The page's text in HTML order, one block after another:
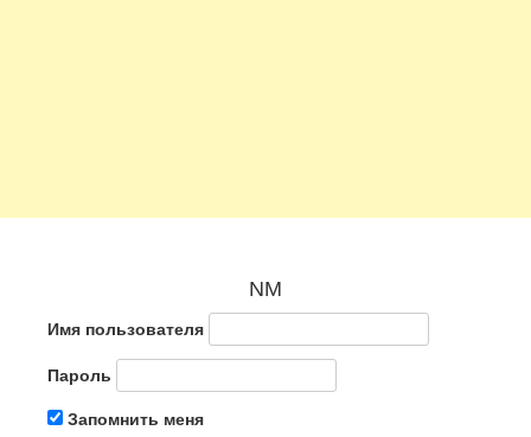
NM
Имя пользователя
Пароль
Запомнить меня